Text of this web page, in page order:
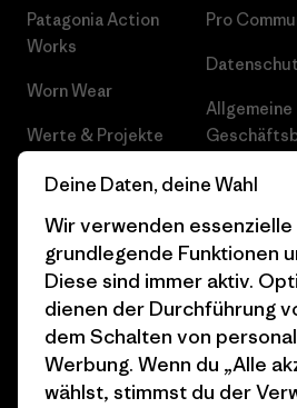
Patagonia Action
Works
Worn Wear
Werte & Projekte
Progress Report
Business Unusual
Klimaziele
1% For The Planet
Wie wir finanzieren
Geschenkgutscheine
Pro
Allgemeine
Cookie
Karriere
Industry
Affiliate-
Patagonia
Deine Daten, deine Wahl
Wir verwenden
grundlegende Funktionen
Diese sind immer aktiv.
dienen der Durchführung
dem Schalten von
Werbung. Wenn du „Alle
wählst, stimmst du der